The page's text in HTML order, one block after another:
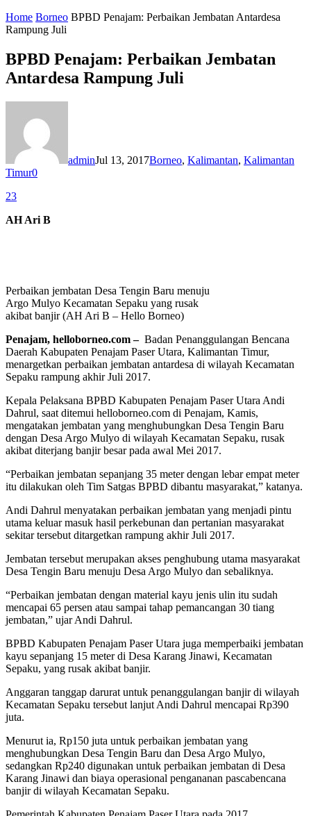
Home Borneo BPBD Penajam: Perbaikan Jembatan Antardesa
Rampung Juli
BPBD Penajam: Perbaikan Jembatan
Antardesa Rampung Juli
adminJul 13, 2017Borneo, Kalimantan, Kalimantan
Timur0
23
AH Ari B
Perbaikan jembatan Desa Tengin Baru menuju
Argo Mulyo Kecamatan Sepaku yang rusak
akibat banjir (AH Ari B – Hello Borneo)
Penajam, helloborneo.com – Badan Penanggulangan Bencana
Daerah Kabupaten Penajam Paser Utara, Kalimantan Timur,
menargetkan perbaikan jembatan antardesa di wilayah Kecamatan
Sepaku rampung akhir Juli 2017.
Kepala Pelaksana BPBD Kabupaten Penajam Paser Utara Andi
Dahrul, saat ditemui helloborneo.com di Penajam, Kamis,
mengatakan jembatan yang menghubungkan Desa Tengin Baru
dengan Desa Argo Mulyo di wilayah Kecamatan Sepaku, rusak
akibat diterjang banjir besar pada awal Mei 2017.
“Perbaikan jembatan sepanjang 35 meter dengan lebar empat meter
itu dilakukan oleh Tim Satgas BPBD dibantu masyarakat,” katanya.
Andi Dahrul menyatakan perbaikan jembatan yang menjadi pintu
utama keluar masuk hasil perkebunan dan pertanian masyarakat
sekitar tersebut ditargetkan rampung akhir Juli 2017.
Jembatan tersebut merupakan akses penghubung utama masyarakat
Desa Tengin Baru menuju Desa Argo Mulyo dan sebaliknya.
“Perbaikan jembatan dengan material kayu jenis ulin itu sudah
mencapai 65 persen atau sampai tahap pemancangan 30 tiang
jembatan,” ujar Andi Dahrul.
BPBD Kabupaten Penajam Paser Utara juga memperbaiki jembatan
kayu sepanjang 15 meter di Desa Karang Jinawi, Kecamatan
Sepaku, yang rusak akibat banjir.
Anggaran tanggap darurat untuk penanggulangan banjir di wilayah
Kecamatan Sepaku tersebut lanjut Andi Dahrul mencapai Rp390
juta.
Menurut ia, Rp150 juta untuk perbaikan jembatan yang
menghubungkan Desa Tengin Baru dan Desa Argo Mulyo,
sedangkan Rp240 digunakan untuk perbaikan jembatan di Desa
Karang Jinawi dan biaya operasional pengananan pascabencana
banjir di wilayah Kecamatan Sepaku.